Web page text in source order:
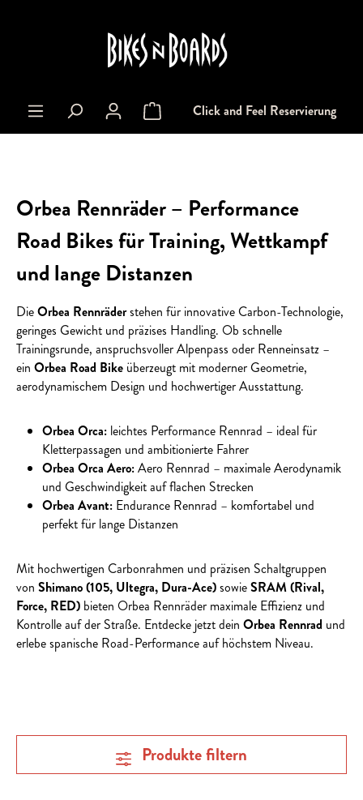
Warenkorb enthält 0 Positionen. Der
Click and Feel Reservierung
Orbea Rennräder – Performance
Road Bikes für Training, Wettkampf
und lange Distanzen
DieOrbea Rennräderstehen für innovative Carbon-Technologie,
geringes Gewicht und präzises Handling. Ob schnelle
Trainingsrunde, anspruchsvoller Alpenpass oder Renneinsatz –
ein Orbea Road Bike überzeugt mit moderner Geometrie,
aerodynamischem Design und hochwertiger Ausstattung.
Orbea Orca: leichtes Performance Rennrad – ideal für
Kletterpassagen und ambitionierte Fahrer
Orbea Orca Aero:Aero Rennrad – maximale Aerodynamik
und Geschwindigkeit auf flachen Strecken
Orbea Avant: Endurance Rennrad – komfortabel und
perfekt für lange Distanzen
Mit hochwertigen Carbonrahmen und präzisen Schaltgruppen
von Shimano (105, Ultegra, Dura-Ace)sowieSRAM (Rival,
Force, RED) bieten Orbea Rennräder maximale Effizienz und
Kontrolle auf der Straße. Entdecke jetzt dein Orbea Rennrad und
erlebe spanische Road-Performance auf höchstem Niveau.
Produkte filtern